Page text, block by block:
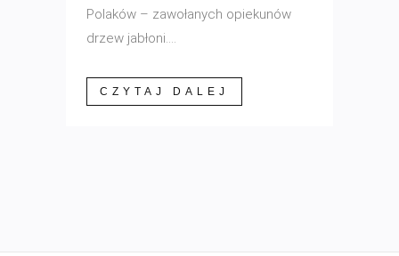
Polaków – zawołanych opiekunów
drzew jabłoni....
CZYTAJ DALEJ